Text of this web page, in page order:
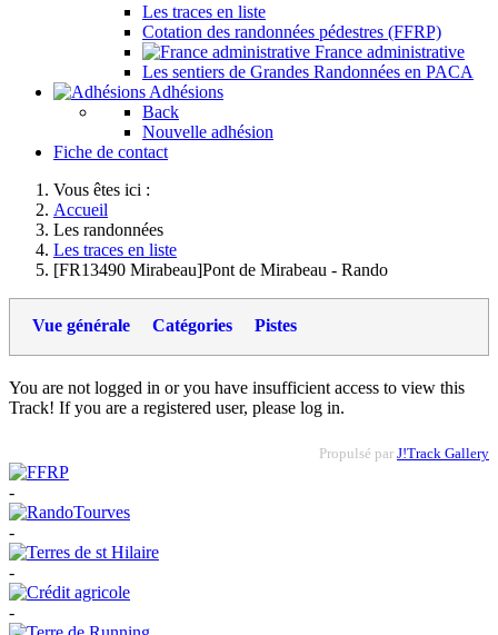
Les traces en liste
Cotation des randonnées pédestres (FFRP)
France administrative
Les sentiers de Grandes Randonnées en PACA
Adhésions
Back
Nouvelle adhésion
Fiche de contact
Vous êtes ici :
Accueil
Les randonnées
Les traces en liste
[FR13490 Mirabeau]Pont de Mirabeau - Rando
Vue générale Catégories Pistes
You are not logged in or you have insufficient access to view this
Track! If you are a registered user, please log in.
Propulsé par J!Track Gallery
-
-
-
-